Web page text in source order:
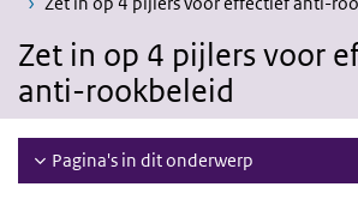
Zet in op 4 pijlers voor
anti-rookbeleid
Pagina's in dit onderwerp